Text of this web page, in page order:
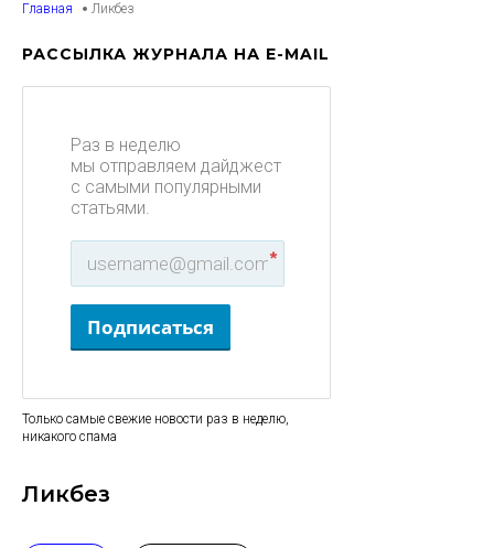
Главная Ликбез
РАССЫЛКА ЖУРНАЛА НА E-MAIL
Раз в неделю
мы отправляем дайджест
с самыми популярными
статьями.
*
Подписаться
Только самые свежие новости раз в неделю,
никакого спама
Ликбез